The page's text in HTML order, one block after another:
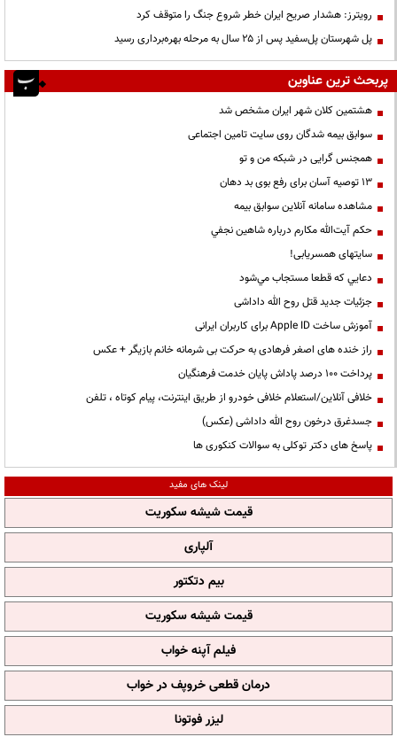
رویترز: هشدار صریح ایران خطر شروع جنگ را متوقف کرد
پل شهرستان پل‌سفید پس از ۲۵ سال به مرحله بهره‌برداری رسید
پربحث ترین عناوین
هشتمین کلان شهر ایران مشخص شد
سوابق بیمه شدگان روی سایت تامین اجتماعی
همجنس گرایی در شبکه من و تو
13 توصیه آسان برای رفع بوی بد دهان
مشاهده سامانه آنلاين سوابق بیمه
حكم آيت‌الله مكارم درباره شاهين نجفي
سایتهای همسریابی!
دعايي كه قطعا مستجاب مي‌شود
جزئیات جدید قتل روح الله داداشی
آموزش ساخت Apple ID برای کاربران ایرانی
راز خنده های اصغر فرهادی به حرکت بی شرمانه خانم بازیگر + عکس
پرداخت ۱۰۰ درصد پاداش پایان خدمت فرهنگیان
خلافی آنلاین/استعلام خلافی خودرو از طریق اینترنت، پیام کوتاه ، تلفن
جسدغرق درخون روح الله داداشی (عکس)
پاسخ های دکتر توکلی به سوالات کنکوری ها
لینک های مفید
قیمت شیشه سکوریت
آلپاری
بیم دتکتور
قیمت شیشه سکوریت
فیلم آپنه خواب
درمان قطعی خروپف در خواب
لیزر فوتونا